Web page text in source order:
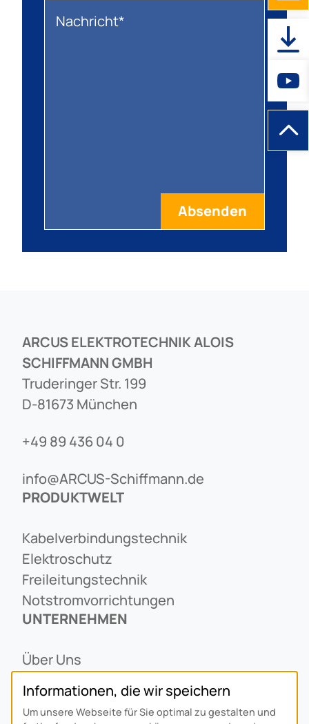
ARCUS ELEKTROTECHNIK ALOIS
SCHIFFMANN GMBH
Truderinger Str. 199
D-81673 München
+49 89 436 04 0
info@ARCUS-Schiffmann.de
PRODUKTWELT
Kabelverbindungstechnik
Elektroschutz
Freileitungstechnik
Notstromvorrichtungen
UNTERNEHMEN
Über Uns
Alois Schiffmann Stiftung
Informationen, die wir speichern
Um unsere Webseite für Sie optimal zu gestalten und